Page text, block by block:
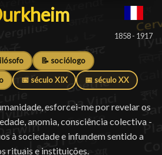
█
1858 - 1917
📝 sociólogo
📅 século XIX 📅 século XX
esforcei-me por revelar os
anomia, consciência colectiva -
à sociedade e infundem sentido a
rituais e instituições.